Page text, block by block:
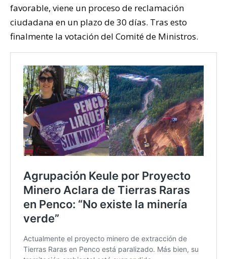
favorable, viene un proceso de reclamación
ciudadana en un plazo de 30 días. Tras esto
finalmente la votación del Comité de Ministros.